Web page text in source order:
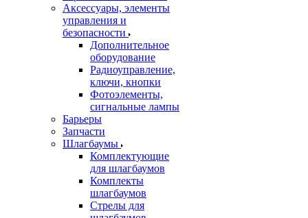
Аксессуары, элементы
управления и
безопасности
Дополнительное
оборудование
Радиоуправление,
ключи, кнопки
Фотоэлементы,
сигнальные лампы
Барьеры
Запчасти
Шлагбаумы
Комплектующие
для шлагбаумов
Комплекты
шлагбаумов
Стрелы для